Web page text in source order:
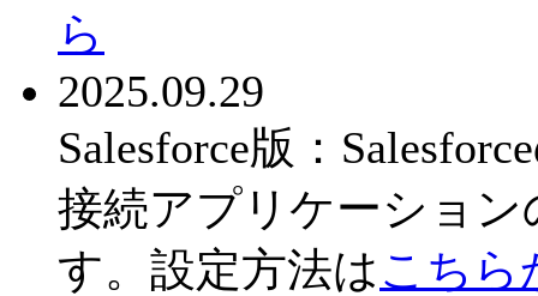
ら
2025.09.29
Salesforce版：
接続アプリケーショ
す。設定方法はこちら